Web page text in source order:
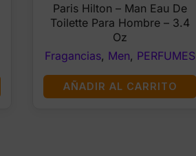
was:
$35.99.
is:
$25.99.
Paris Hilton – Man Eau De
Toilette Para Hombre – 3.4
Oz
Fragancias, Men, PERFUMES
AÑADIR AL CARRITO